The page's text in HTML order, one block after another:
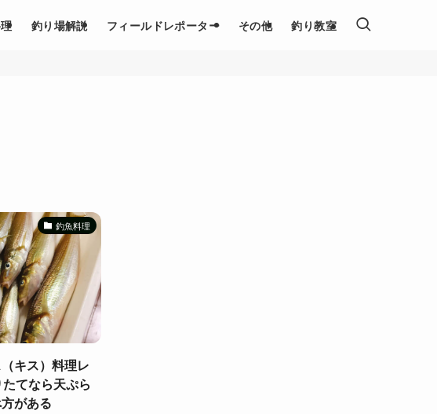
釣り場解説 フィールドレポーター その他 釣り教室
釣魚料理
キス）料理レ
てなら天ぷら
がある